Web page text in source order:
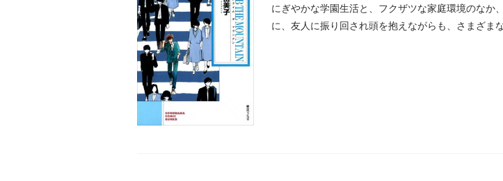
にぎやかな学園生活と、フクザツな家庭環境のなか
に、友人に振り回され頭を抱えながらも、さまざ